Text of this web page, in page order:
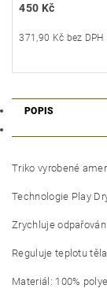
450 Kč
371,90 Kč bez DPH
POPIS
Triko vyrobené
Technologie Play
Zrychluje
Reguluje teplotu
Materiál: 100%